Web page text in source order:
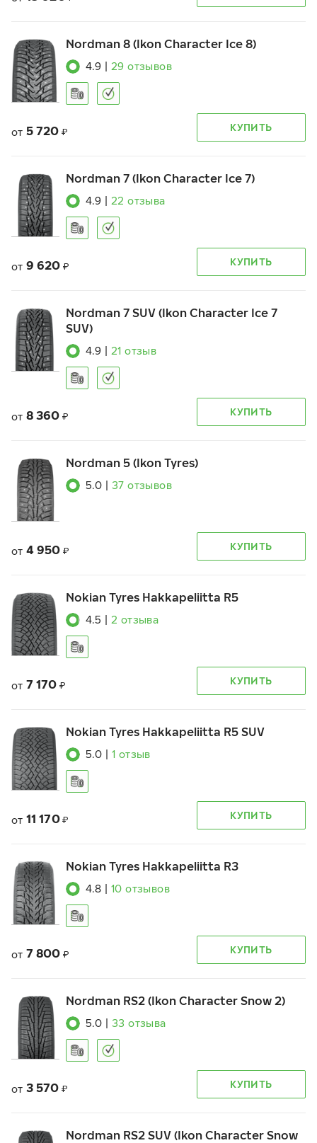
Nordman 8 (Ikon Character Ice 8)
4.9 29 отзывов
от 5 720 ₽ КУПИТЬ
Nordman 7 (Ikon Character Ice 7)
4.9 22 отзыва
от 9 620 ₽ КУПИТЬ
Nordman 7 SUV (Ikon Character Ice 7
SUV)
4.9 21 отзыв
от 8 360 ₽ КУПИТЬ
Nordman 5 (Ikon Tyres)
5.0 37 отзывов
от 4 950 ₽ КУПИТЬ
Nokian Tyres Hakkapeliitta R5
4.5 2 отзыва
от 7 170 ₽ КУПИТЬ
Nokian Tyres Hakkapeliitta R5 SUV
5.0 1 отзыв
от 11 170 ₽ КУПИТЬ
Nokian Tyres Hakkapeliitta R3
4.8 10 отзывов
от 7 800 ₽ КУПИТЬ
Nordman RS2 (Ikon Character Snow 2)
5.0 33 отзыва
от 3 570 ₽ КУПИТЬ
Nordman RS2 SUV (Ikon Character Snow